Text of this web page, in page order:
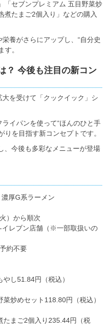
「セブンプレミアム 五目野菜炒
煮たまご2個入り」などの購入
養がさらにアップし、“自分史
す。
？ 今後も注目の新コン
を受けて「クックイック」シ
イパンを使って“ほんのひと手
りを目指す新コンセプトです。
、今後も多彩なメニューが登場
厚G系ラーメン
）から順次
イレブン店舗（※一部取扱いの
約不要
し51.84円（税込）
炒めセット118.80円（税込）
たまご2個入り235.44円（税